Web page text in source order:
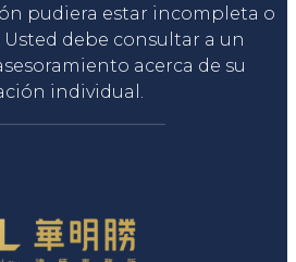
pudiera estar incompleta o
Usted debe consultar a un
acerca de su
individual.